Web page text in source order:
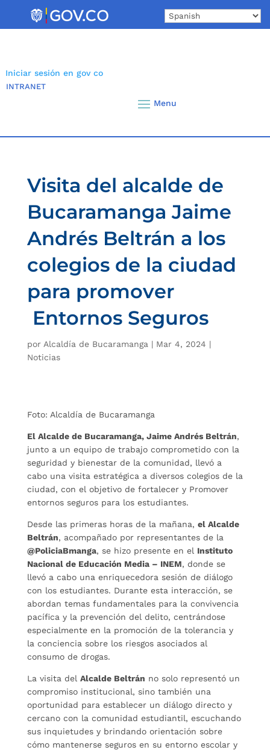
Iniciar sesión en gov co
INTRANET
Visita del alcalde de
Bucaramanga Jaime
Andrés Beltrán a los
colegios de la ciudad
para promover
Entornos Seguros
por Alcaldía de Bucaramanga | Mar 4, 2024 |
Noticias
Foto: Alcaldía de Bucaramanga
El Alcalde de Bucaramanga, Jaime Andrés Beltrán,
junto a un equipo de trabajo comprometido con la
seguridad y bienestar de la comunidad, llevó a
cabo una visita estratégica a diversos colegios de la
ciudad, con el objetivo de fortalecer y Promover
entornos seguros para los estudiantes.
Desde las primeras horas de la mañana, el Alcalde
Beltrán, acompañado por representantes de la
@PoliciaBmanga, se hizo presente en el Instituto
Nacional de Educación Media – INEM, donde se
llevó a cabo una enriquecedora sesión de diálogo
con los estudiantes. Durante esta interacción, se
abordan temas fundamentales para la convivencia
pacífica y la prevención del delito, centrándose
especialmente en la promoción de la tolerancia y
la conciencia sobre los riesgos asociados al
consumo de drogas.
La visita del Alcalde Beltrán no solo representó un
compromiso institucional, sino también una
oportunidad para establecer un diálogo directo y
cercano con la comunidad estudiantil, escuchando
sus inquietudes y brindando orientación sobre
cómo mantenerse seguros en su entorno escolar y